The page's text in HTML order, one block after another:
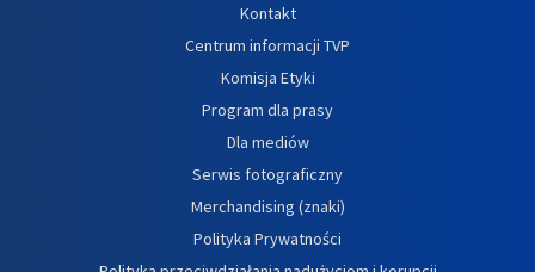
Kontakt
Centrum informacji TVP
Komisja Etyki
Program dla prasy
Dla mediów
Serwis fotograficzny
Merchandising (znaki)
Polityka Prywatności